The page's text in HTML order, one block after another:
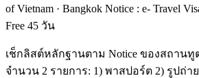
of Vietnam · Bangkok Notice : e- Travel
Free 45 วัน
เช็กลิสต์หลักฐานตาม Notice ของสถานทูต
จำนวน 2 รายการ: 1) พาสปอร์ต 2) รูปถ่า